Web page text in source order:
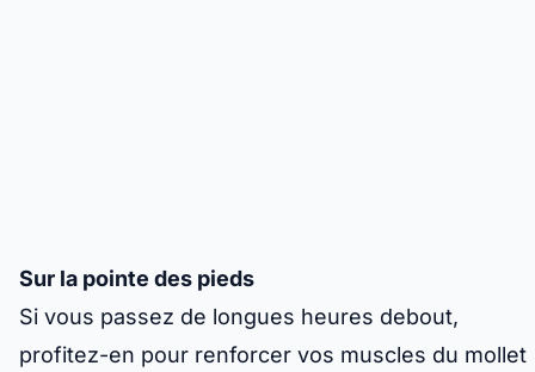
Sur la pointe des pieds
Si vous passez de longues heures debout,
profitez-en pour renforcer vos muscles du mollet